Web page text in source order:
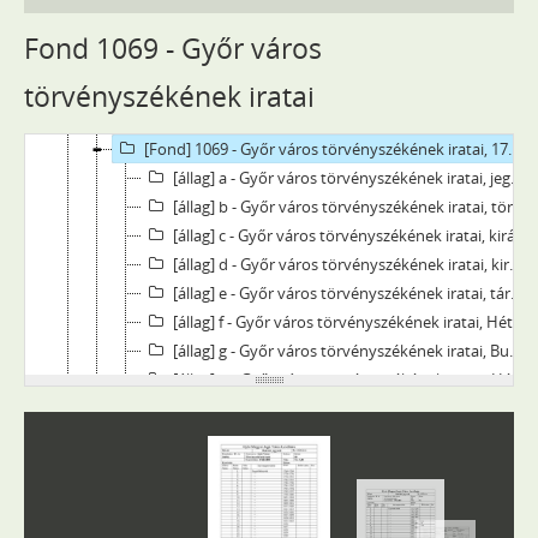
Fond 1069 - Győr város
törvényszékének iratai
[Fond] 1063 - Győr város kamarási hivatalának iratai, 1742–1849 (1888)
[Fond] 1064 - Győr város adópénztárának iratai, 1743–1847
[Fond] 1065 - Győr város árva-pénztárának iratai, 1745–1847
[Fond] 1069 - Győr város törvényszékének iratai, 1743–1850
[állag] a - Győr város törvényszékének iratai, jegyzőkönyvek, 1760–1850
[állag] b - Győr város törvényszékének iratai, törvényszéki ügyviteli iratok, 1774–1847
[állag] c - Győr város törvényszékének iratai, királyi rendeletek törvénykezési ügyekben (mandata regia in juridicis), 1743–1836
[állag] d - Győr város törvényszékének iratai, királyi rendeletek büntetőperes ügyekben (mandata regia in criminalibus), 1743–1835
[állag] e - Győr város törvényszékének iratai, tárnokszéki rendeletek (mandata tavernicalia), 1744–1770
[állag] f - Győr város törvényszékének iratai, Hétszemélyes tábla rendeletei (mandata Tabulae Septemviralis), 1785–1790
[állag] g - Győr város törvényszékének iratai, Budai Királyi Ítélőtábla leiratai (intimata Tabulae Regiae Judiciariae Budensis), 1785-1790
[állag] h - Győr város törvényszékének iratai, Hétszemélyes tábla és királyi táblai rendeletek könyve, 1786-1788
[állag] i - Győr város törvényszékének iratai, levelezések büntető perekben, 1743-1758
[állag] j - Győr város törvényszékének iratai, felségfolyamodások peres ügyekben, 1788-1827
[állag] k - Győr város törvényszékének iratai, tiltakozások, 1790-1799
[állag] l - Győr város törvényszékének iratai, tiltakozások, eltiltások, intések, 1743-1837
[állag] m - Győr város törvényszékének iratai, Győr város törvényszékén felvett rab és tanúvallomások bűnfenyítő perekben (reorum examina), 1743-1846